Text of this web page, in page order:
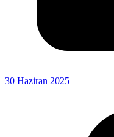
30 Haziran 2025